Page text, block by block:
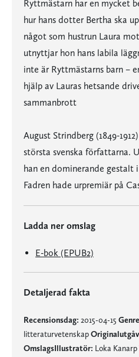
Ryttmästarn har en mycket
hur hans dotter Bertha ska
något som hustrun Laura
utnyttjar hon hans labila
inte är Ryttmästarns barn –
hjälp av Lauras hetsande
sammanbrott
August Strindberg (1849-
största svenska författarna.
han en dominerande gestalt
Fadren hade urpremiär på
Ladda ner omslag
E-bok (EPUB2)
Detaljerad fakta
Recensionsdag: 2015-04-15
litteraturvetenskap
OmslagsIllustratör: Loka Kanarp